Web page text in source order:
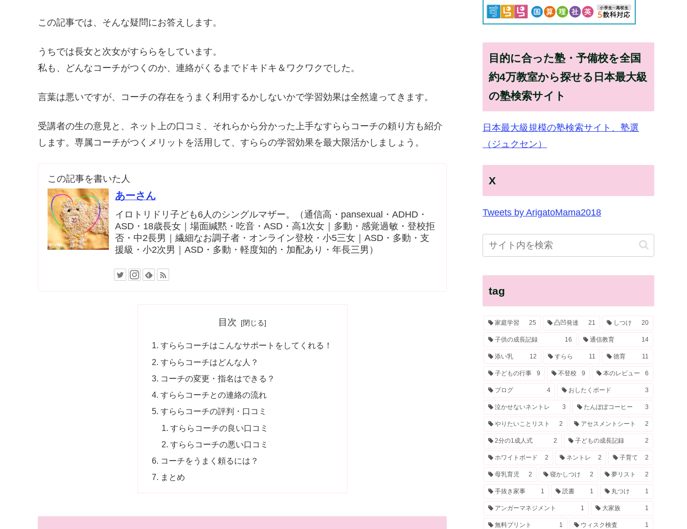
この記事では、そんな疑問にお答えします。
うちでは長女と次女がすららをしています。
私も、どんなコーチがつくのか、連絡がくるまでドキドキ＆ワクワクでした。
言葉は悪いですが、コーチの存在をうまく利用するかしないかで学習効果は全然違ってきます。
受講者の生の意見と、ネット上の口コミ、それらから分かった上手なすららコーチの頼り方も紹介
します。専属コーチがつくメリットを活用して、すららの学習効果を最大限活かしましょう。
この記事を書いた人
あーさん
イロトリドリ子ども6人のシングルマザー。（通信高・pansexual・ADHD・
ASD・18歳長女｜場面緘黙・吃音・ASD・高1次女｜多動・感覚過敏・登校拒
否・中2長男｜繊細なお調子者・オンライン登校・小5三女｜ASD・多動・支
援級・小2次男｜ASD・多動・軽度知的・加配あり・年長三男）
目次
すららコーチはこんなサポートをしてくれる！
すららコーチはどんな人？
コーチの変更・指名はできる？
すららコーチとの連絡の流れ
すららコーチの評判・口コミ
すららコーチの良い口コミ
すららコーチの悪い口コミ
コーチをうまく頼るには？
まとめ
目的に合った塾・予備校を全国
約4万教室から探せる日本最大級
の塾検索サイト
日本最大級規模の塾検索サイト、塾選
（ジュクセン）
X
Tweets by ArigatoMama2018
tag
家庭学習 25 凸凹発達 21 しつけ 20
子供の成長記録 16 通信教育 14
添い乳 12 すらら 11 徳育 11
子どもの行事 9 不登校 9 本のレビュー 6
ブログ 4 おしたくボード 3
泣かせないネントレ 3 たんぽぽコーヒー 3
やりたいことリスト 2 アセスメントシート 2
2分の1成人式 2 子どもの成長記録 2
ホワイトボード 2 ネントレ 2 子育て 2
母乳育児 2 寝かしつけ 2 夢リスト 2
手抜き家事 1 読書 1 丸つけ 1
アンガーマネジメント 1 大家族 1
無料プリント 1 ウィスク検査 1